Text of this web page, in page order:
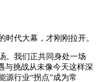
时代大幕，才刚刚拉开。
。我们正共同身处一场
与挑战从未像今天这样深
源行业“拐点”成为常